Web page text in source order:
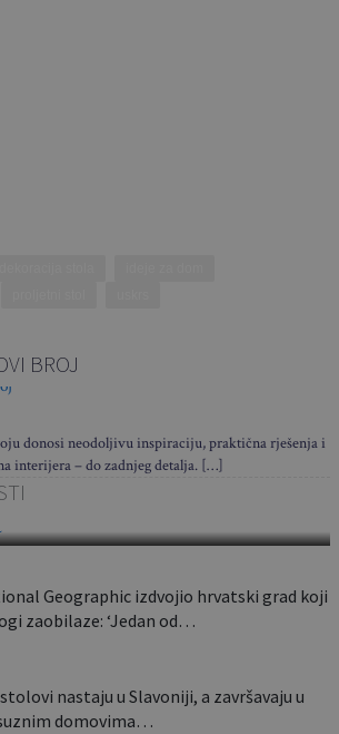
BROJ
donosi neodoljivu inspiraciju, praktična rješenja i
interijera – do zadnjeg detalja. […]
sekundi i nosi poput torbe:
Geographic izdvojio hrvatski grad koji
zaobilaze: ‘Jedan od…
nastaju u Slavoniji, a završavaju u
domovima…